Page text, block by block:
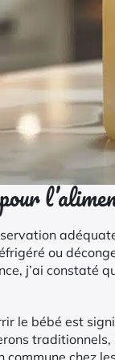
ou
j’ai constaté
le bébé est
commune chez